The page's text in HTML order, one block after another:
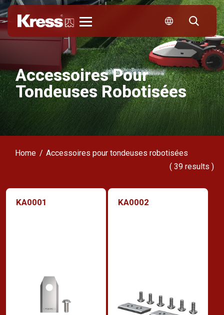
Accessoires Pour
Tondeuses Robotisées
Home
Accessoires pour tondeuses robotisées
( 39 results )
KA0001 KA0002